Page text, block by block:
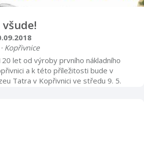
všude!
Kopřivnice
let od výroby prvního nákladního
a k této příležitosti bude v
Tatra v Kopřivnici ve středu 9. 5.
prospektů nákladních vozidel,
vizuální formou prezentovat bohatou
která se nesmazatelně
20. století. Vedle technických